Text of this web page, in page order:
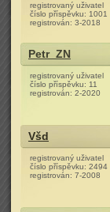
registrovaný uživatel
číslo příspěvku: 1001
registrován: 3-2018
Petr_ZN
registrovaný uživatel
číslo příspěvku: 11
registrován: 2-2020
Všd
registrovaný uživatel
číslo příspěvku: 2494
registrován: 7-2008